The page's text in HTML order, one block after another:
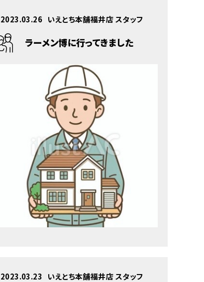
2023.03.26 いえとち本舗福井店 スタッフ
ラーメン博に行ってきました
2023.03.23 いえとち本舗福井店 スタッフ